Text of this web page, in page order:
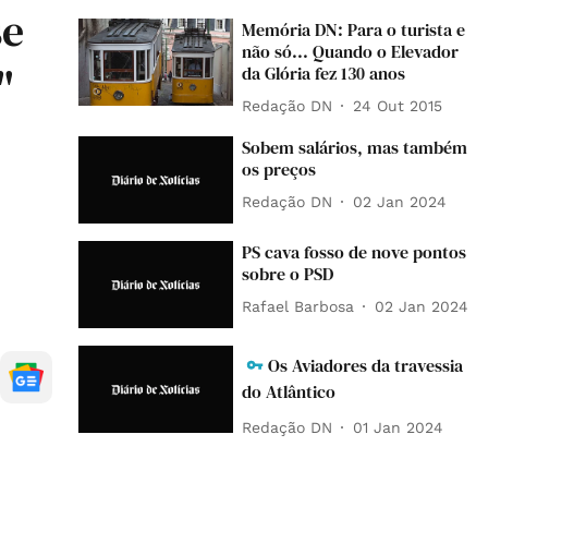
Memória DN: Para o turista e
não só... Quando o Elevador
da Glória fez 130 anos
Redação DN 24 Out 2015
Sobem salários, mas também
os preços
Redação DN 02 Jan 2024
PS cava fosso de nove pontos
sobre o PSD
Rafael Barbosa 02 Jan 2024
Os Aviadores da travessia
do Atlântico
Redação DN 01 Jan 2024